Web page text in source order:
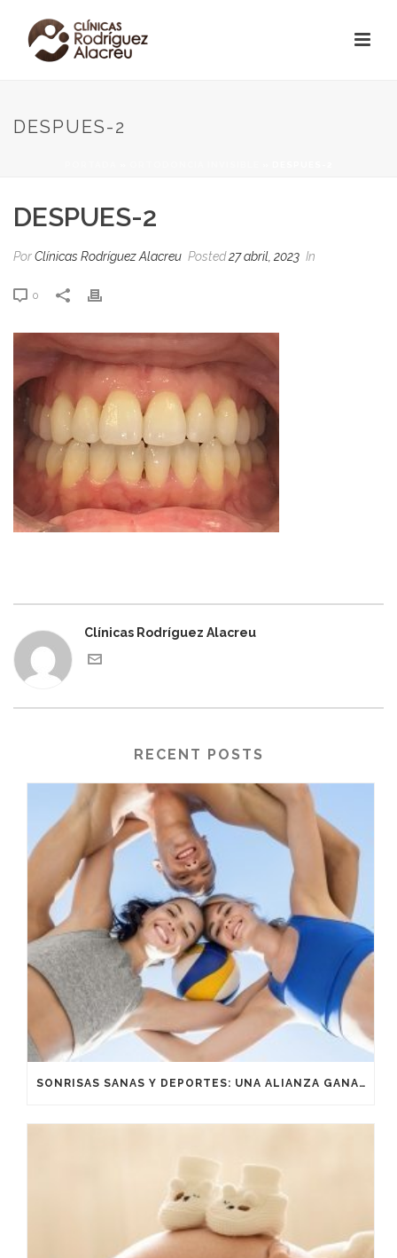
DESPUES-2
DESPUES-2
PorClínicas Rodríguez Alacreu Posted27 abril, 2023 In
0
Clínicas Rodríguez Alacreu
RECENT POSTS
SONRISAS SANAS Y DEPORTES: UNA ALIANZA GANADORA